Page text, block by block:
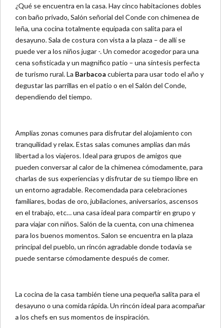
¿Qué se encuentra en la casa. Hay cinco habitaciones dobles
con baño privado, Salón señorial del Conde con chimenea de
leña, una cocina totalmente equipada con salita para el
desayuno. Sala de costura con vista a la plaza – de allí se
puede ver a los niños jugar -. Un comedor acogedor para una
cena sofisticada y un magnífico patio – una síntesis perfecta
de turismo rural. La Barbacoa cubierta para usar todo el año y
degustar las parrillas en el patio o en el Salón del Conde,
dependiendo del tiempo.
Amplias zonas comunes para disfrutar del alojamiento con
tranquilidad y relax. Estas salas comunes amplias dan más
libertad a los viajeros. Ideal para grupos de amigos que
pueden conversar al calor de la chimenea cómodamente, para
charlas de sus experiencias y disfrutar de su tiempo libre en
un entorno agradable. Recomendada para celebraciones
familiares, bodas de oro, jubilaciones, aniversarios, ascensos
en el trabajo, etc… una casa ideal para compartir en grupo y
para viajar con niños. Salón de la cuenta, con una chimenea
para los buenos momentos. Salon se encuentra en la plaza
principal del pueblo, un rincón agradable donde todavía se
puede sentarse cómodamente después de comer.
La cocina de la casa también tiene una pequeña salita para el
desayuno o una comida rápida. Un rincón ideal para acompañar
a los chefs en sus momentos de inspiración.